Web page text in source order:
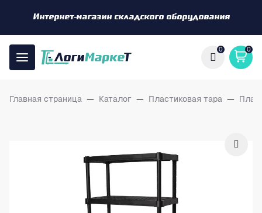
Интернет-магазин складского оборудования
0 0
Главная страница — Каталог — Пластиковая тара —